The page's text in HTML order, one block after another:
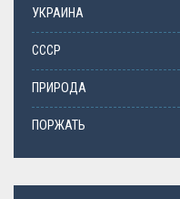
УКРАИНА
СССР
ПРИРОДА
ПОРЖАТЬ